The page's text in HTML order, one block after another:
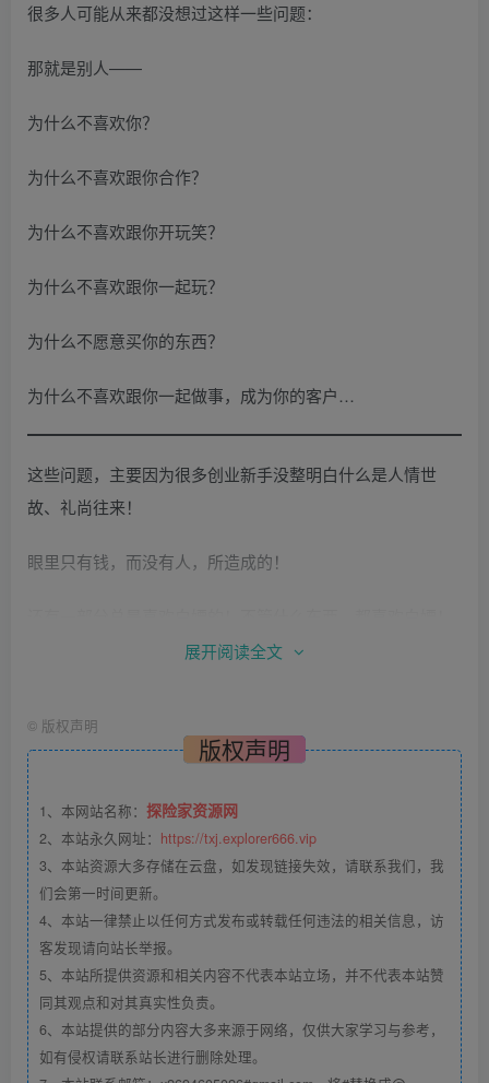
很多人可能从来都没想过这样一些问题：
那就是别人——
为什么不喜欢你？
为什么不喜欢跟你合作？
为什么不喜欢跟你开玩笑？
为什么不喜欢跟你一起玩？
为什么不愿意买你的东西？
为什么不喜欢跟你一起做事，成为你的客户…
这些问题，主要因为很多创业新手没整明白什么是人情世
故、礼尚往来！
眼里只有钱，而没有人，所造成的！
客户喜欢白嫖那是他的事，但是你要是创业做项目，自己做
老板了，可不能有这种思维。
如果想做兼职副业或者自己创业当老板，喜欢白嫖的这个毛
病肯定是要改掉。
要知道钞能力才能加速，钞能力能解决大部分问题，除了钞
能力，无其它选择。
今天我们这篇文章就来聊聊如何了解自己、如何选择你能做
的事，搞懂做人和做选择的重要性！
展开阅读全文
© 版权声明
版权声明
1、本网站名称： 探险家资源网
2、本站永久网址： https://txj.explorer666.vip
3、本站资源大多存储在云盘，如发现链接失效，请联系我们，我
们会第一时间更新。
4、本站一律禁止以任何方式发布或转载任何违法的相关信息，访
客发现请向站长举报。
5、本站所提供资源和相关内容不代表本站立场，并不代表本站赞
同其观点和对其真实性负责。
6、本站提供的部分内容大多来源于网络，仅供大家学习与参考，
如有侵权请联系站长进行删除处理。